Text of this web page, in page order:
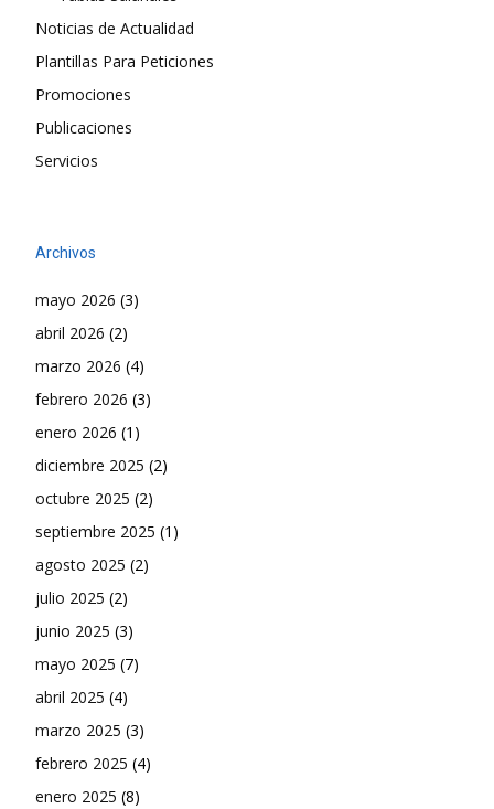
Noticias de Actualidad
Plantillas Para Peticiones
Promociones
Publicaciones
Servicios
Archivos
mayo 2026 (3)
abril 2026 (2)
marzo 2026 (4)
febrero 2026 (3)
enero 2026 (1)
diciembre 2025 (2)
octubre 2025 (2)
septiembre 2025 (1)
agosto 2025 (2)
julio 2025 (2)
junio 2025 (3)
mayo 2025 (7)
abril 2025 (4)
marzo 2025 (3)
febrero 2025 (4)
enero 2025 (8)